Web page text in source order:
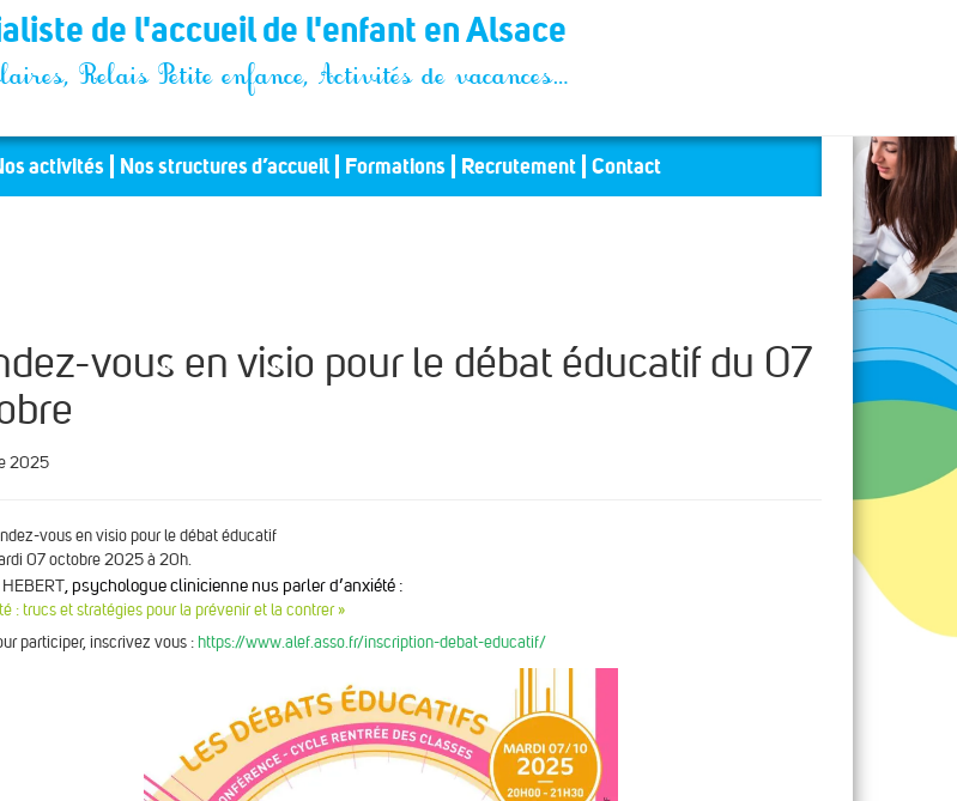
de l'accueil de l'enfant en Alsace
Relais Petite enfance, Activités de vacances…
activités Nos structures d’accueil Formations Recrutement Contact
vous en visio pour le débat éducatif du 07
2025
vous en visio pour le débat éducatif
07 octobre 2025 à 20h.
, psychologue clinicienne nus parler d’anxiété :
: trucs et stratégies pour la prévenir et la contrer »
participer, inscrivez vous :https://www.alef.asso.fr/inscription-debat-educatif/